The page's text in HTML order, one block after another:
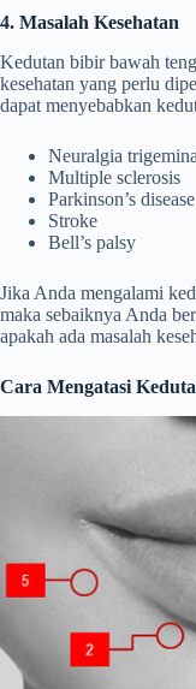
4. Masalah Kesehatan
Kedutan bibir bawah
kesehatan yang perlu
dapat menyebabkan
Neuralgia
Multiple sclerosis
Parkinson’s disease
Stroke
Bell’s palsy
Jika Anda mengalami
maka sebaiknya Anda
apakah ada masalah
Cara Mengatasi